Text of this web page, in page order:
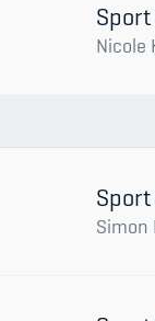
Nicole
Simon